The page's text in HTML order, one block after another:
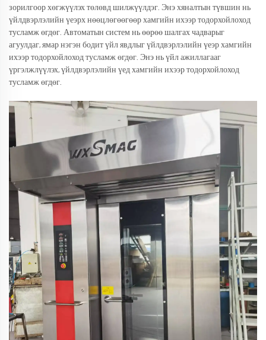
зорилгоор хөгжүүлэх төлөвд шилжүүлдэг. Энэ хяналтын түвшин нь
үйлдвэрлэлийн үеэрх нөөцлөгөөгөөр хамгийн ихээр тодорхойлоход
тусламж өгдөг. Автоматын систем нь өөрөө шалгах чадварыг
агуулдаг, ямар нэгэн бодит үйл явдлыг үйлдвэрлэлийн үеэр хамгийн
ихээр тодорхойлоход тусламж өгдөг. Энэ нь үйл ажиллагааг
үргэлжлүүлэх, үйлдвэрлэлийн үед хамгийн ихээр тодорхойлоход
тусламж өгдөг.